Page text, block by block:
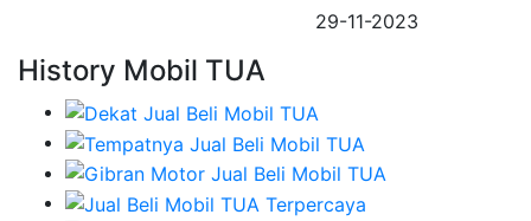
29-11-2023
History Mobil TUA